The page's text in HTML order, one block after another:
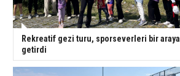
Rekreatif gezi turu, sporseverleri bir araya
getirdi